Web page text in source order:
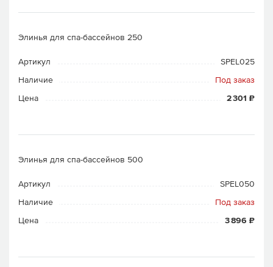
Элинья для спа-бассейнов 250
Артикул
SPEL025
Наличие
Под заказ
Цена
2 301 ₽
Элинья для спа-бассейнов 500
Артикул
SPEL050
Наличие
Под заказ
Цена
3 896 ₽